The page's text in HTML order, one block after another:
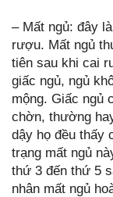
– Mất ngủ: đây
rượu. Mất ngủ
tiên sau khi cai
giấc ngủ, ngủ
mộng. Giấc ngủ
chờn, thường
dậy họ đều thấy
trạng mất ngủ
thứ 3 đến thứ 5
nhân mất ngủ